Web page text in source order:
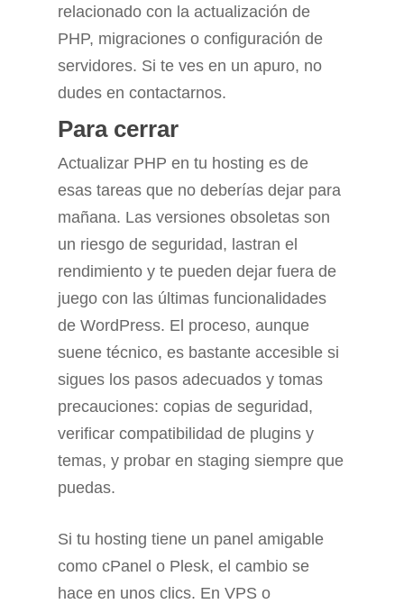
relacionado con la actualización de
PHP, migraciones o configuración de
servidores. Si te ves en un apuro, no
dudes en contactarnos.
Para cerrar
Actualizar PHP en tu hosting es de
esas tareas que no deberías dejar para
mañana. Las versiones obsoletas son
un riesgo de seguridad, lastran el
rendimiento y te pueden dejar fuera de
juego con las últimas funcionalidades
de WordPress. El proceso, aunque
suene técnico, es bastante accesible si
sigues los pasos adecuados y tomas
precauciones: copias de seguridad,
verificar compatibilidad de plugins y
temas, y probar en staging siempre que
puedas.
Si tu hosting tiene un panel amigable
como cPanel o Plesk, el cambio se
hace en unos clics. En VPS o